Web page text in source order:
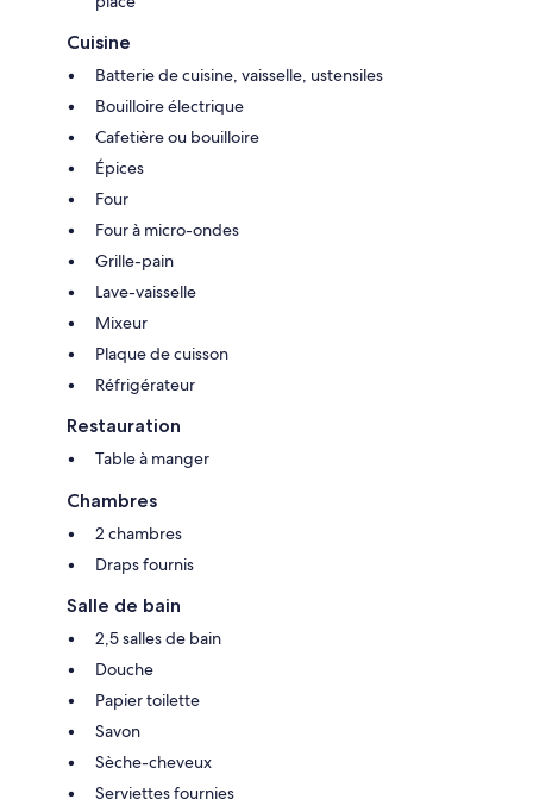
Cuisine
Batterie de cuisine, vaisselle, ustensiles
Bouilloire électrique
Cafetière ou bouilloire
Épices
Four
Four à micro-ondes
Grille-pain
Lave-vaisselle
Mixeur
Plaque de cuisson
Réfrigérateur
Restauration
Table à manger
Chambres
2 chambres
Draps fournis
Salle de bain
2,5 salles de bain
Douche
Papier toilette
Savon
Sèche-cheveux
Serviettes fournies